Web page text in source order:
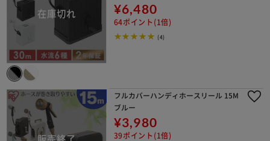
¥6,480
64ポイント(1倍)
(4)
フルカバーハンディホースリール 15M
ブルー
¥3,980
39ポイント(1倍)